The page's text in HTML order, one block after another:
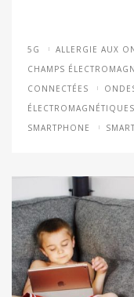
5G ALLERGIE AUX
CHAMPS
CONNECTÉES
ÉLECTROMAGNÉTIQUES
SMARTPHONE